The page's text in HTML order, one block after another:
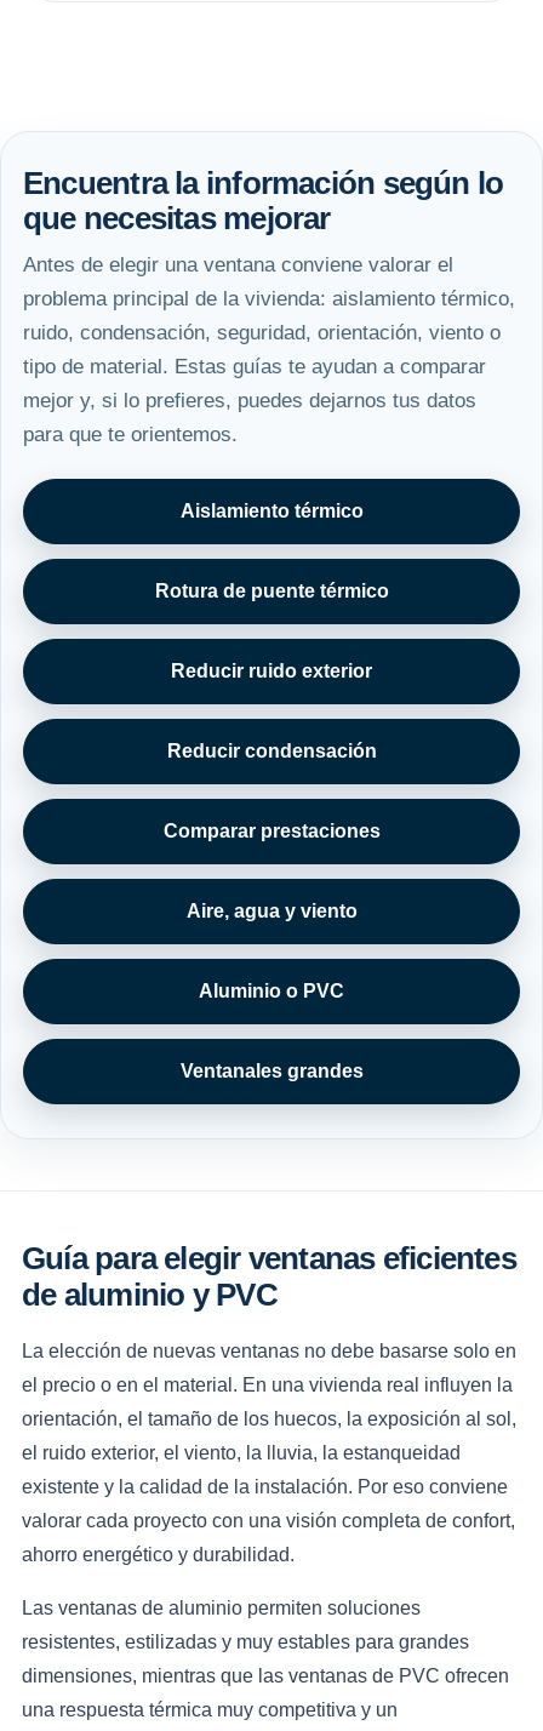
Encuentra la información según lo
que necesitas mejorar
Antes de elegir una ventana conviene valorar el
problema principal de la vivienda: aislamiento térmico,
ruido, condensación, seguridad, orientación, viento o
tipo de material. Estas guías te ayudan a comparar
mejor y, si lo prefieres, puedes dejarnos tus datos
para que te orientemos.
Aislamiento térmico
Rotura de puente térmico
Reducir ruido exterior
Reducir condensación
Comparar prestaciones
Aire, agua y viento
Aluminio o PVC
Ventanales grandes
Guía para elegir ventanas eficientes
de aluminio y PVC
La elección de nuevas ventanas no debe basarse solo en
el precio o en el material. En una vivienda real influyen la
orientación, el tamaño de los huecos, la exposición al sol,
el ruido exterior, el viento, la lluvia, la estanqueidad
existente y la calidad de la instalación. Por eso conviene
valorar cada proyecto con una visión completa de confort,
ahorro energético y durabilidad.
Las ventanas de aluminio permiten soluciones
resistentes, estilizadas y muy estables para grandes
dimensiones, mientras que las ventanas de PVC ofrecen
una respuesta térmica muy competitiva y un